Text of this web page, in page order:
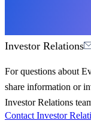
Investor Relations
For questions about
share information or
Investor Relations
Contact Investor